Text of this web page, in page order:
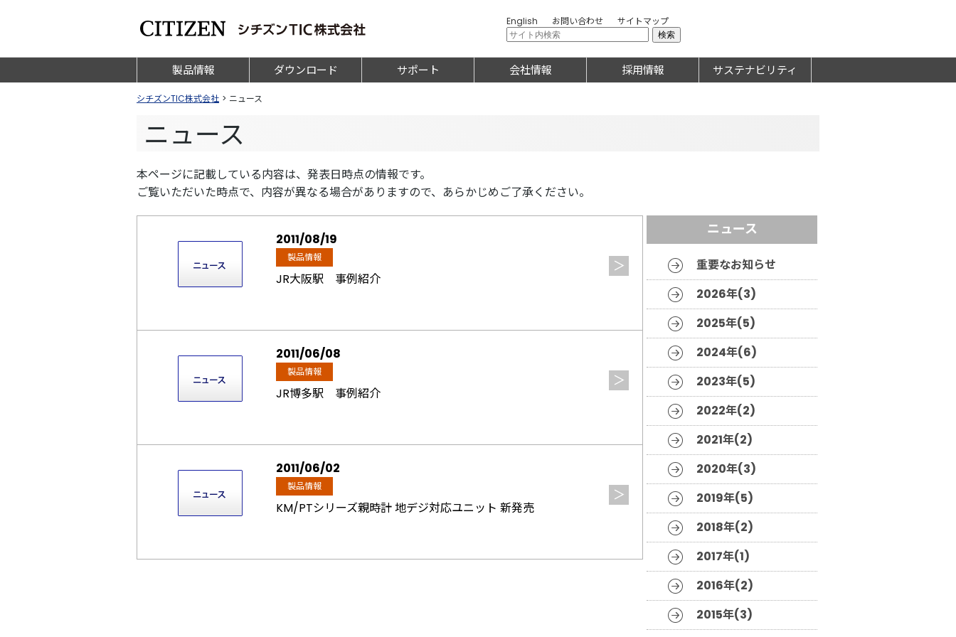
English お問い合わせ サイトマップ
製品情報 ダウンロード サポート 会社情報 採用情報 サステナビリティ
シチズンTIC株式会社 > ニュース
ニュース
本ページに記載している内容は、発表日時点の情報です。
ご覧いただいた時点で、内容が異なる場合がありますので、あらかじめご了承ください。
2011/08/19
製品情報
JR大阪駅 事例紹介
2011/06/08
製品情報
JR博多駅 事例紹介
2011/06/02
製品情報
KM/PTシリーズ親時計 地デジ対応ユニット 新発売
ニュース
重要なお知らせ
2026年(3)
2025年(5)
2024年(6)
2023年(5)
2022年(2)
2021年(2)
2020年(3)
2019年(5)
2018年(2)
2017年(1)
2016年(2)
2015年(3)